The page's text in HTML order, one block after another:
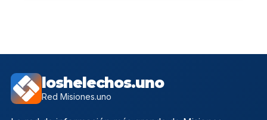
loshelechos.uno
Red Misiones.uno